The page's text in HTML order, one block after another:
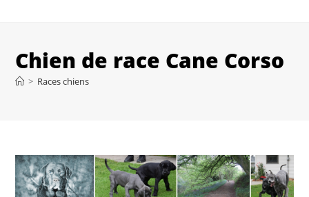
Chien de race Cane Corso
> Races chiens